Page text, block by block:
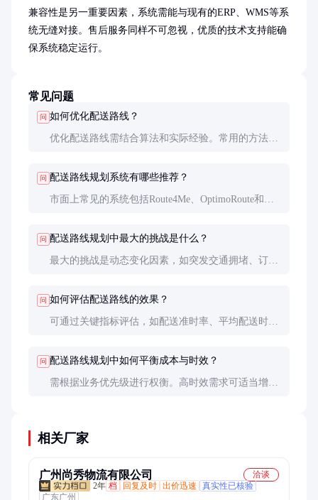
兼容性是另一重要因素，系统需能与现有的ERP、WMS等系
统无缝对接。售后服务同样不可忽视，优质的技术支持能确
保系统稳定运行。
常见问题
问 如何优化配送路线？
优化配送路线需结合算法和实际经验。常用的方法包
问 配送路线规划系统有哪些推荐？
市面上常见的系统包括Route4Me、OptimoRoute和
问 配送路线规划中最大的挑战是什么？
最大的挑战是动态变化因素，如突发交通拥堵、订单
问 如何评估配送路线的效果？
可通过关键指标评估，如配送准时率、平均配送时
问 配送路线规划中如何平衡成本与时效？
需根据业务优先级进行权衡。高时效需求可适当增加
相关厂家
广州尚秀物流有限公司
洽谈
2年 档 回复及时 出价迅速
真实性已核验
广东广州